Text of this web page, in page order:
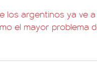
los argentinos ya ve a
el mayor problema